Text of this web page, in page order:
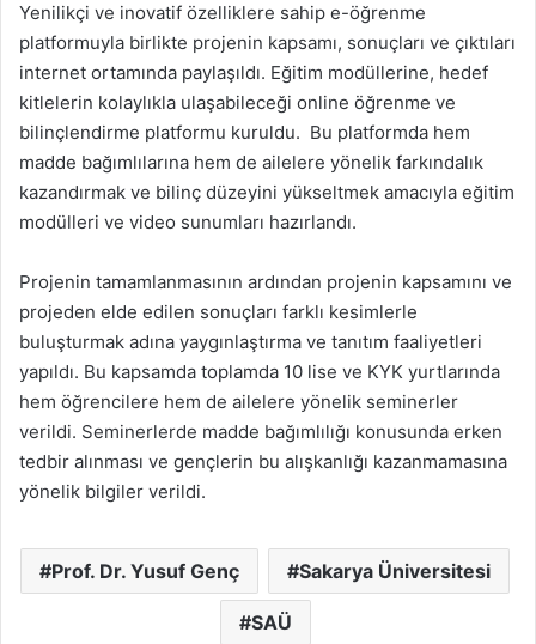
Yenilikçi ve inovatif özelliklere sahip e-öğrenme
platformuyla birlikte projenin kapsamı, sonuçları ve çıktıları
internet ortamında paylaşıldı. Eğitim modüllerine, hedef
kitlelerin kolaylıkla ulaşabileceği online öğrenme ve
bilinçlendirme platformu kuruldu. Bu platformda hem
madde bağımlılarına hem de ailelere yönelik farkındalık
kazandırmak ve bilinç düzeyini yükseltmek amacıyla eğitim
modülleri ve video sunumları hazırlandı.
Projenin tamamlanmasının ardından projenin kapsamını ve
projeden elde edilen sonuçları farklı kesimlerle
buluşturmak adına yaygınlaştırma ve tanıtım faaliyetleri
yapıldı. Bu kapsamda toplamda 10 lise ve KYK yurtlarında
hem öğrencilere hem de ailelere yönelik seminerler
verildi. Seminerlerde madde bağımlılığı konusunda erken
tedbir alınması ve gençlerin bu alışkanlığı kazanmamasına
yönelik bilgiler verildi.
Prof. Dr. Yusuf Genç Sakarya Üniversitesi
SAÜ